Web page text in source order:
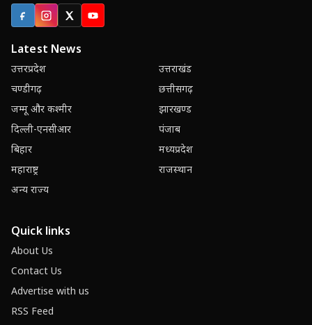
FacebookInstagram
X (Twitter)
YouTube
Latest News
उत्तरप्रदेश
उत्तराखंड
चण्डीगढ़
छत्तीसगढ़
जम्मू और कश्मीर
झारखण्ड
दिल्ली-एनसीआर
पंजाब
बिहार
मध्यप्रदेश
महाराष्ट्र
राजस्थान
अन्य राज्य
Quick links
About Us
Contact Us
Advertise with us
RSS Feed